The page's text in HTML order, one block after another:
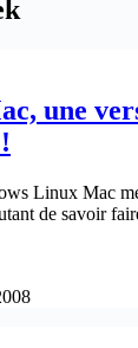
une
Linux Mac
de savoir